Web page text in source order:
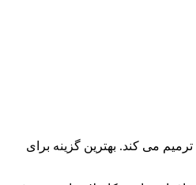
می کند. بهترین گزینه برای